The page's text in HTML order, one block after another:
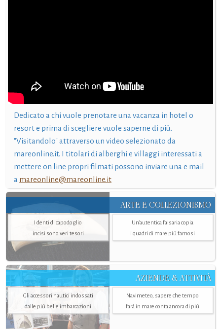
Dedicato a chi vuole prenotare una vacanza in hotel o
resort e prima di scegliere vuole saperne di più.
"Visitandolo" attraverso un video selezionato da
mareonline.it. I titolari di alberghi e villaggi interessati a
mettere on line propri filmati possono inviare una e mail
a mareonline@mareonline.it
ARTE E COLLEZIONISMO
I denti di capodoglio
incisi sono veri tesori
Un’autentica falsaria copia
i quadri di mare più famosi
AZIENDE & ATTIVITÀ
Gli accessori nautici indossati
dalle più belle imbarcazioni
Navimeteo, sapere che tempo
farà in mare conta ancora di più